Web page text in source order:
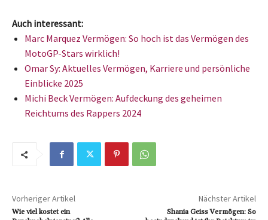
Auch interessant:
Marc Marquez Vermögen: So hoch ist das Vermögen des
MotoGP-Stars wirklich!
Omar Sy: Aktuelles Vermögen, Karriere und persönliche
Einblicke 2025
Michi Beck Vermögen: Aufdeckung des geheimen
Reichtums des Rappers 2024
Vorheriger Artikel
Wie viel kostet ein
Nächster Artikel
Shania Geiss Vermögen: So